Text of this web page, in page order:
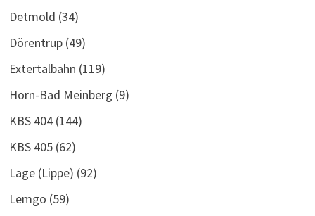
Detmold (34)
Dörentrup(49)
Extertalbahn (119)
Horn-Bad Meinberg (9)
KBS 404(144)
KBS 405(62)
Lage (Lippe) (92)
Lemgo (59)